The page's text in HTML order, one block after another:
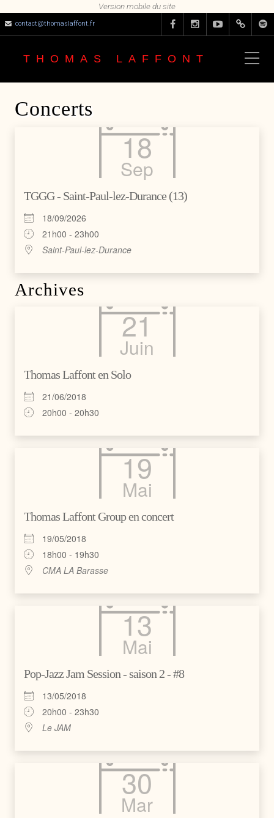
contact@thomaslaffont.fr
THOMAS LAFFONT
Concerts
18
Sep
TGGG - Saint-Paul-lez-Durance (13)
18/09/2026
21h00 - 23h00
Saint-Paul-lez-Durance
Archives
21
Juin
Thomas Laffont en Solo
21/06/2018
20h00 - 20h30
19
Mai
Thomas Laffont Group en concert
19/05/2018
18h00 - 19h30
CMA LA Barasse
13
Mai
Pop-Jazz Jam Session - saison 2 - #8
13/05/2018
20h00 - 23h30
Le JAM
30
Mar